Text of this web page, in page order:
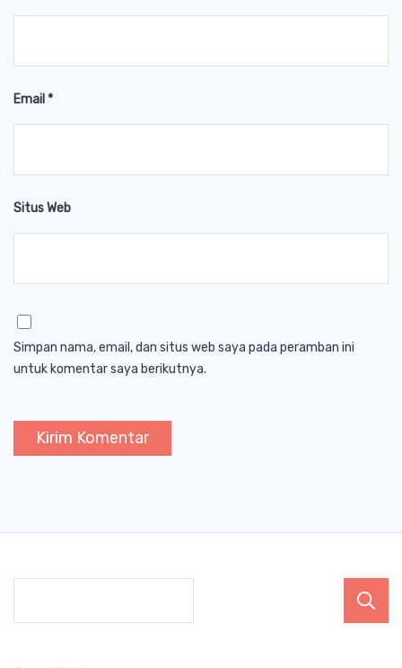
Email *
Situs Web
Simpan nama, email, dan situs web saya pada peramban ini
untuk komentar saya berikutnya.